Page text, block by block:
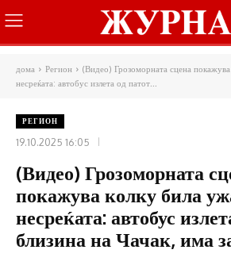
дома Регион
(Видео) Грозоморната сцена
несреќата: автобус излета од патот...
РЕГИОН
19.10.2025 16:05
(Видео) Грозоморната
покажува колку била
несреќата: автобус
близина на Чачак, има